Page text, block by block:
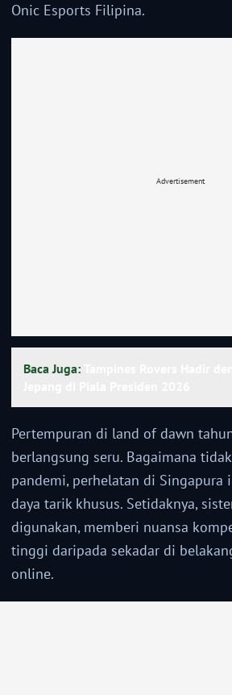
Onic Esports Filipina.
Advertisement
Baca Juga:
Pertempuran di land of dawn
berlangsung seru. Bagaimana
pandemi, perhelatan di Singapura
daya tarik khusus. Setidaknya,
digunakan, memberi nuansa
tinggi daripada sekadar di
online.